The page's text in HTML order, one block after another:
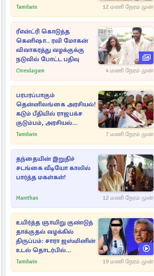
அம்பலமாகவுள்ள ரகசியம்
Tamilwin 12 மணி நேரம் முன்
ரீஎன்ட்ரி கொடுத்த
கெனிஷா.. ரவி மோகன்
விவாகரத்து வழக்குக்கு
நடுவில் போட்ட பதிவு
Cineulagam 4 மணி நேரம் முன்
பரபரப்பாகும்
தென்னிலங்கை அரசியல்!
கடும் பீதியில் ராஜபக்ச
குடும்பம், அரசியல்
நட்புகள்
Tamilwin 7 மணி நேரம் முன்
தந்தையின் இறுதிச்
சடங்கை வீடியோ காலில்
பார்த்த மகள்கள்!
Manithan 12 மணி நேரம் முன்
உயிர்த்த ஞாயிறு குண்டுத்
தாக்குதல் வழக்கில்
திருப்பம்: சாரா ஜஸ்மினின்
உடல் தொடர்பில்
நீதிமன்றத்தில் வெளியான
Tamilwin 19 மணி நேரம் முன்